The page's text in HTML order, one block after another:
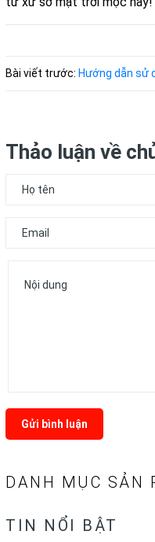
DANH MỤC SẢN
TIN NỔI BẬT
Bài viết trước: Hướng dẫn sử
Thảo luận về
Gửi bình luận